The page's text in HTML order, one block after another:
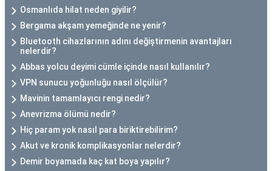
Osmanlıda hilat neden giyilir?
Bergama akşam yemeğinde ne yenir?
Bluetooth cihazlarının adını değiştirmenin avantajları
nelerdir?
Abbas yolcu deyimi cümle içinde nasıl kullanılır?
VPN sunucu yoğunluğu nasıl ölçülür?
Mavinin tamamlayıcı rengi nedir?
Anevrizma ölümü nedir?
Hiç param yok nasıl para biriktirebilirim?
Akut ve kronik komplikasyonlar nelerdir?
Demir boyamada kaç kat boya yapılır?